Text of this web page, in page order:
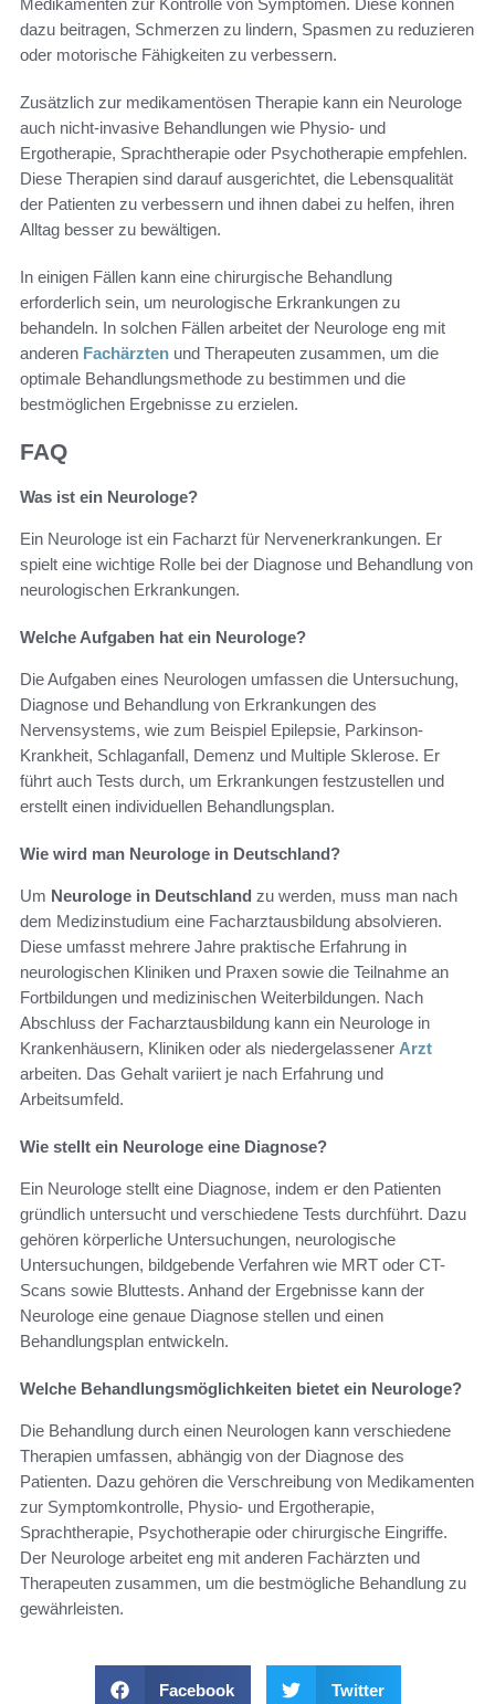
Medikamenten zur Kontrolle von Symptomen. Diese können
dazu beitragen, Schmerzen zu lindern, Spasmen zu reduzieren
oder motorische Fähigkeiten zu verbessern.
Zusätzlich zur medikamentösen Therapie kann ein Neurologe
auch nicht-invasive Behandlungen wie Physio- und
Ergotherapie, Sprachtherapie oder Psychotherapie empfehlen.
Diese Therapien sind darauf ausgerichtet, die Lebensqualität
der Patienten zu verbessern und ihnen dabei zu helfen, ihren
Alltag besser zu bewältigen.
In einigen Fällen kann eine chirurgische Behandlung
erforderlich sein, um neurologische Erkrankungen zu
behandeln. In solchen Fällen arbeitet der Neurologe eng mit
anderen Fachärzten und Therapeuten zusammen, um die
optimale Behandlungsmethode zu bestimmen und die
bestmöglichen Ergebnisse zu erzielen.
FAQ
Was ist ein Neurologe?
Ein Neurologe ist ein Facharzt für Nervenerkrankungen. Er
spielt eine wichtige Rolle bei der Diagnose und Behandlung von
neurologischen Erkrankungen.
Welche Aufgaben hat ein Neurologe?
Die Aufgaben eines Neurologen umfassen die Untersuchung,
Diagnose und Behandlung von Erkrankungen des
Nervensystems, wie zum Beispiel Epilepsie, Parkinson-
Krankheit, Schlaganfall, Demenz und Multiple Sklerose. Er
führt auch Tests durch, um Erkrankungen festzustellen und
erstellt einen individuellen Behandlungsplan.
Wie wird man Neurologe in Deutschland?
Um Neurologe in Deutschland zu werden, muss man nach
dem Medizinstudium eine Facharztausbildung absolvieren.
Diese umfasst mehrere Jahre praktische Erfahrung in
neurologischen Kliniken und Praxen sowie die Teilnahme an
Fortbildungen und medizinischen Weiterbildungen. Nach
Abschluss der Facharztausbildung kann ein Neurologe in
Krankenhäusern, Kliniken oder als niedergelassener Arzt
arbeiten. Das Gehalt variiert je nach Erfahrung und
Arbeitsumfeld.
Wie stellt ein Neurologe eine Diagnose?
Ein Neurologe stellt eine Diagnose, indem er den Patienten
gründlich untersucht und verschiedene Tests durchführt. Dazu
gehören körperliche Untersuchungen, neurologische
Untersuchungen, bildgebende Verfahren wie MRT oder CT-
Scans sowie Bluttests. Anhand der Ergebnisse kann der
Neurologe eine genaue Diagnose stellen und einen
Behandlungsplan entwickeln.
Welche Behandlungsmöglichkeiten bietet ein Neurologe?
Die Behandlung durch einen Neurologen kann verschiedene
Therapien umfassen, abhängig von der Diagnose des
Patienten. Dazu gehören die Verschreibung von Medikamenten
zur Symptomkontrolle, Physio- und Ergotherapie,
Sprachtherapie, Psychotherapie oder chirurgische Eingriffe.
Der Neurologe arbeitet eng mit anderen Fachärzten und
Therapeuten zusammen, um die bestmögliche Behandlung zu
gewährleisten.
Facebook Twitter